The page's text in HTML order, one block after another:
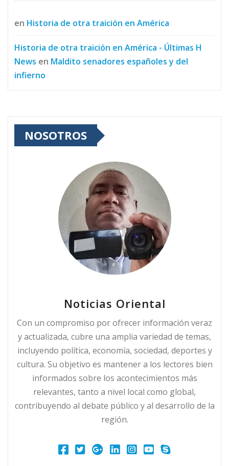
en Historia de otra traición en América
Historia de otra traición en América - Últimas H
News en Maldito senadores españoles y del
infierno
NOSOTROS
Noticias Oriental
Con un compromiso por ofrecer información veraz
y actualizada, cubre una amplia variedad de temas,
incluyendo política, economía, sociedad, deportes y
cultura. Su objetivo es mantener a los lectores bien
informados sobre los acontecimientos más
relevantes, tanto a nivel local como global,
contribuyendo al debate público y al desarrollo de la
región.